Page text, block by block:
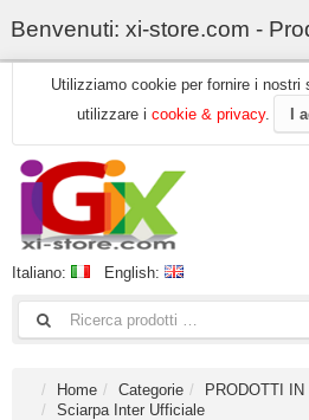
Benvenuti: xi-store.com -
Utilizziamo cookie per fornire i nostri
utilizzare i cookie & privacy. I
Italiano: English:
Home Categorie
PRODOTTI
Sciarpa Inter Ufficiale